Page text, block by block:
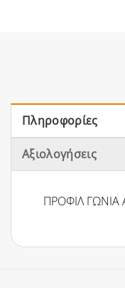
Πληροφορίες
Αξιολογήσεις
ΠΡΟΦΙΛ ΓΩΝΙΑ